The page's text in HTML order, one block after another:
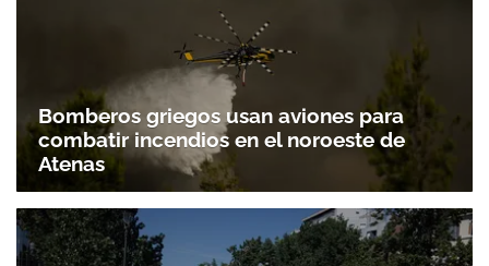
Bomberos griegos usan aviones para
combatir incendios en el noroeste de
Atenas